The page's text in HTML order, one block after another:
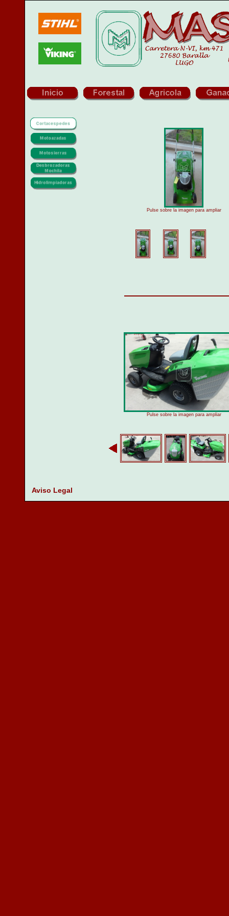
Pulse sobre la imagen para ampliar
Pulse sobre la imagen para ampliar
Aviso Legal